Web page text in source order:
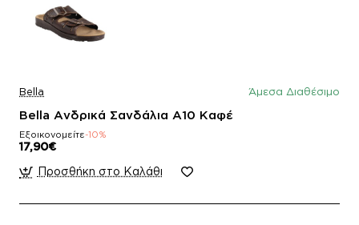
Bella Άμεσα Διαθέσιμο
Bella Ανδρικά Σανδάλια Α10 Καφέ
Εξοικονομείτε-10%
17,90€
Προσθήκη στο Καλάθι